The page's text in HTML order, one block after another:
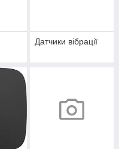
Датчики вібрації